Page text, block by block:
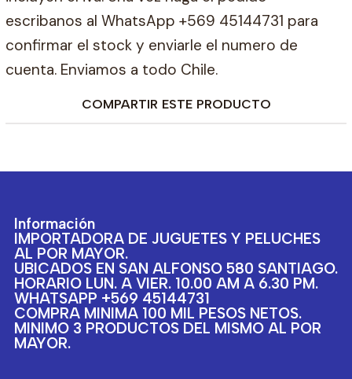
escribanos al WhatsApp +569 45144731 para
confirmar el stock y enviarle el numero de
cuenta. Enviamos a todo Chile.
COMPARTIR ESTE PRODUCTO
Información
IMPORTADORA DE JUGUETES Y PELUCHES
AL POR MAYOR.
UBICADOS EN SAN ALFONSO 580 SANTIAGO.
HORARIO LUN. A VIER. 10.00 AM A 6.30 PM.
WHATSAPP +569 45144731
COMPRA MINIMA 100 MIL PESOS NETOS.
MINIMO 3 PRODUCTOS DEL MISMO AL POR
MAYOR.